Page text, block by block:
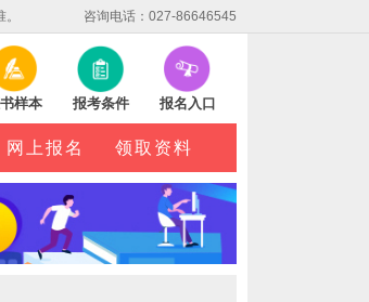
咨询电话：027-86646545
样本 报考条件 报名入口
网上报名 领取资料